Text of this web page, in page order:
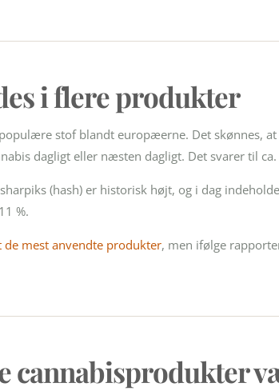
i flere produkter
stof blandt europæerne. Det skønnes,
dagligt eller næsten dagligt. Det svarer til
(hash) er historisk højt, og i dag
%.
mest anvendte produkter, men ifølge
cannabisprodukter